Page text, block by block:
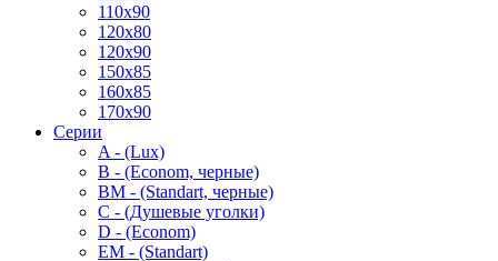
110x90
120x80
120x90
150x85
160x85
170x90
Серии
A - (Lux)
B - (Econom, черные)
BM - (Standart, черные)
C - (Душевые уголки)
D - (Econom)
EM - (Standart)